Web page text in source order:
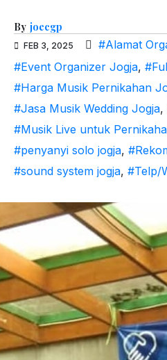
By joecgp
FEB 3, 2025 #Alamat
#Event Organizer Jogja,
#Harga Musik Pernikahan
#Jasa Musik Wedding Jogja,
#Musik Live untuk
#penyanyi solo jogja,
#sound system jogja, #Telp/